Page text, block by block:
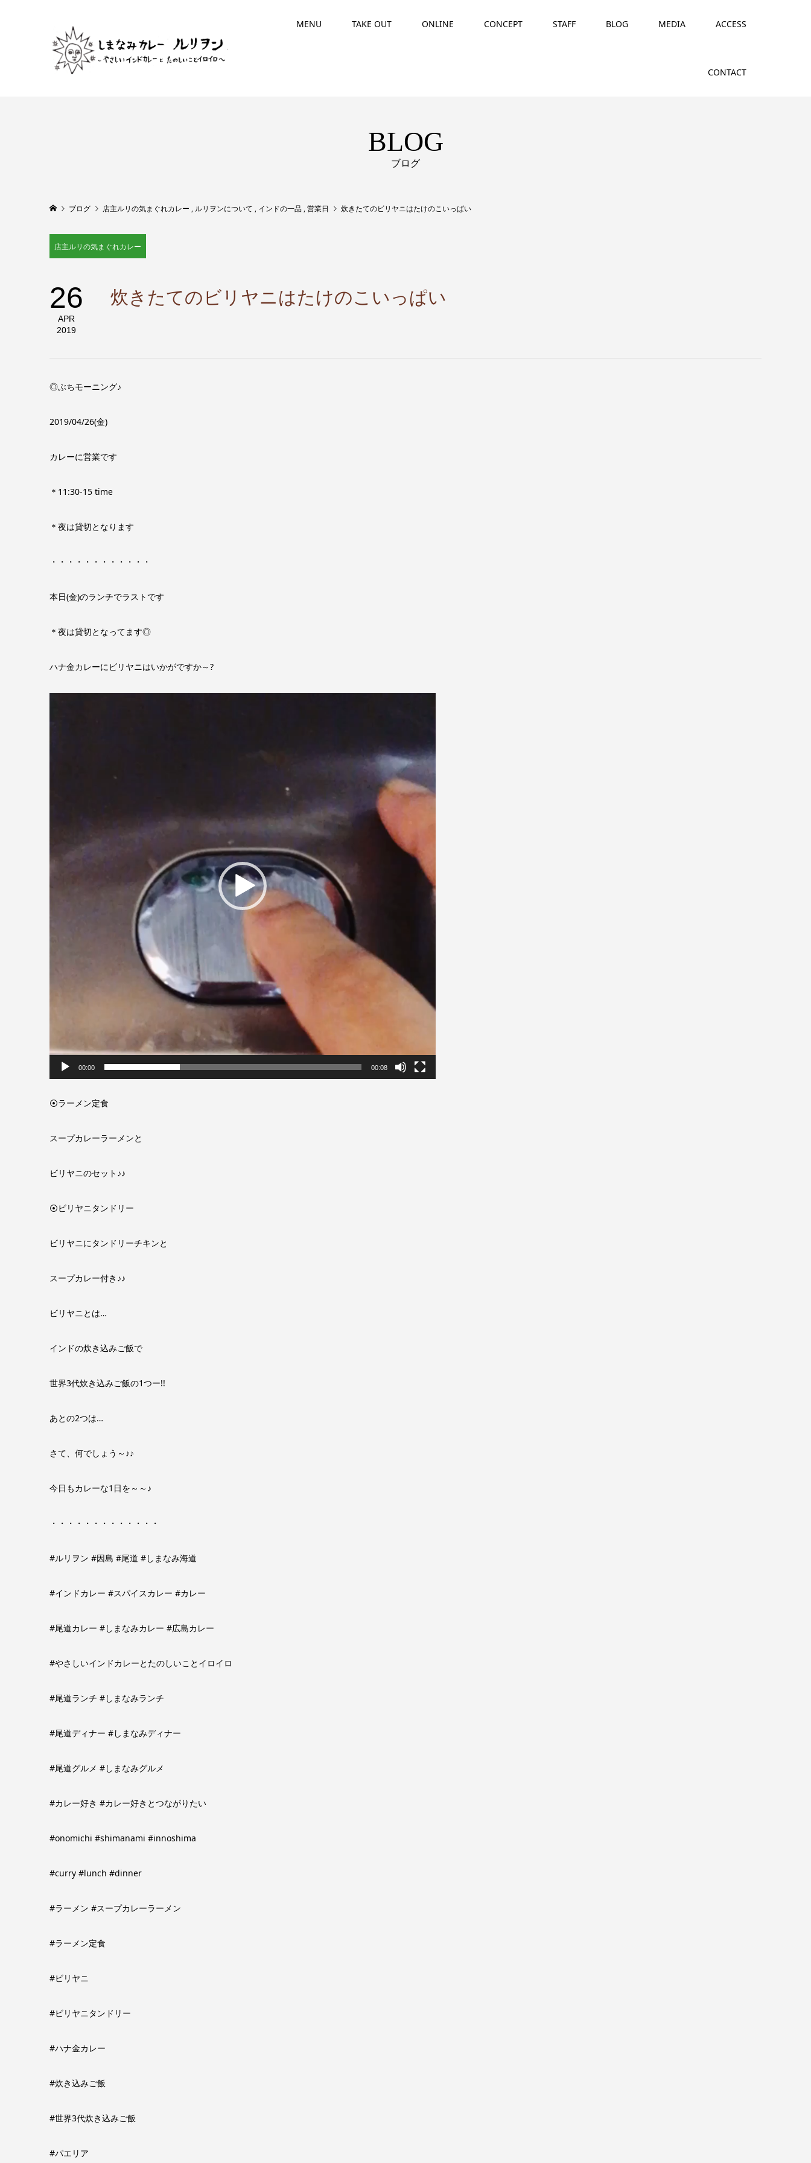
MENU TAKE OUT ONLINE CONCEPT STAFF BLOG MEDIA ACCESS
CONTACT
BLOG
ブログ
ブログ 店主ルリの気まぐれカレー , ルリヲンについて , インドの一品 ,営業日 炊きたてのビリヤニはたけのこいっぱい
店主ルリの気まぐれカレー
26
APR
2019
炊きたてのビリヤニはたけのこいっぱい
◎ぶちモーニング♪
2019/04/26(金)
カレーに営業です
＊11:30-15 time
＊夜は貸切となります
・・・・・・・・・・・・
本日(金)のランチでラストです
＊夜は貸切となってます◎
ハナ金カレーにビリヤニはいかがですか～?
00:00 00:08
⦿ラーメン定食
スープカレーラーメンと
ビリヤニのセット♪♪
⦿ビリヤニタンドリー
ビリヤニにタンドリーチキンと
スープカレー付き♪♪
ビリヤニとは…
インドの炊き込みご飯で
世界3代炊き込みご飯の1つー!!
あとの2つは…
さて、何でしょう～♪♪
今日もカレーな1日を～～♪
・・・・・・・・・・・・・
#ルリヲン #因島 #尾道 #しまなみ海道
#インドカレー #スパイスカレー #カレー
#尾道カレー #しまなみカレー #広島カレー
#やさしいインドカレーとたのしいことイロイロ
#尾道ランチ #しまなみランチ
#尾道ディナー #しまなみディナー
#尾道グルメ #しまなみグルメ
#カレー好き #カレー好きとつながりたい
#onomichi #shimanami #innoshima
#curry #lunch #dinner
#ラーメン #スープカレーラーメン
#ラーメン定食
#ビリヤニ
#ビリヤニタンドリー
#ハナ金カレー
#炊き込みご飯
#世界3代炊き込みご飯
#パエリア